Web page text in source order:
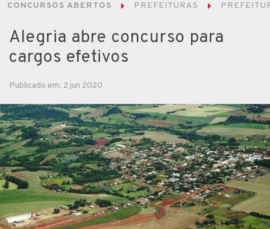
CONCURSOS ABERTOS PREFEITURAS
Alegria abre concurso para
cargos efetivos
Publicado em: 2 jun 2020